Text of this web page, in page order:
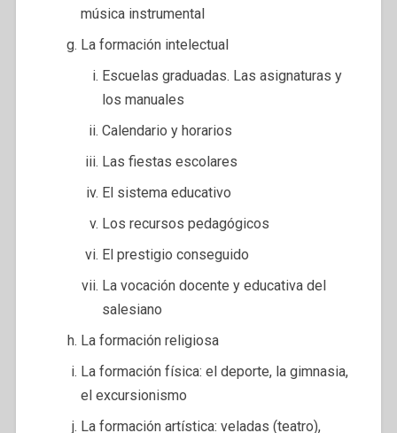
música instrumental
La formación intelectual
Escuelas graduadas. Las asignaturas y
los manuales
Calendario y horarios
Las fiestas escolares
El sistema educativo
Los recursos pedagógicos
El prestigio conseguido
La vocación docente y educativa del
salesiano
La formación religiosa
La formación física: el deporte, la gimnasia,
el excursionismo
La formación artística: veladas (teatro),